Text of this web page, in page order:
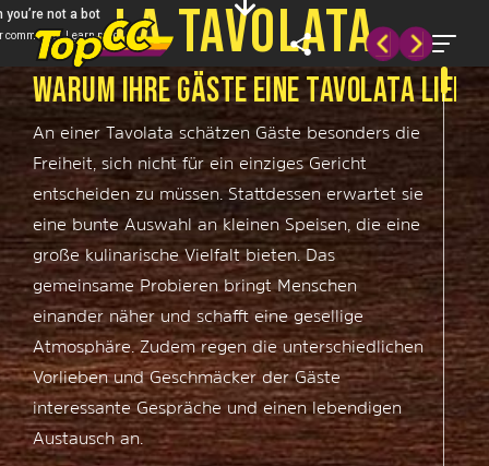
LA TAVOLATA
WARUM IHRE GÄSTE EINE TAVOLATA
An einer Tavolata schätzen Gäste besonders die
Freiheit, sich nicht für ein einziges Gericht
entscheiden zu müssen. Stattdessen erwartet sie
eine bunte Auswahl an kleinen Speisen, die eine
große kulinarische Vielfalt bieten. Das
gemeinsame Probieren bringt Menschen
einander näher und schafft eine gesellige
Atmosphäre. Zudem regen die unterschiedlichen
Vorlieben und Geschmäcker der Gäste
interessante Gespräche und einen lebendigen
Austausch an.